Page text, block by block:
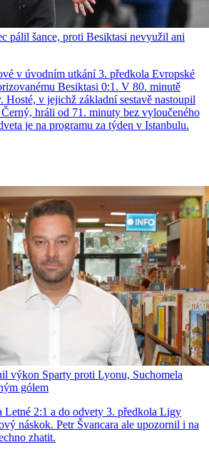
pálil šance, proti Besiktasi nevyužil ani
v úvodním utkání 3. předkola Evropské
Besiktasi 0:1. V 80. minutě
v jejichž základní sestavě nastoupil
hráli od 71. minuty bez vyloučeného
je na programu za týden v Istanbulu.
výkon Sparty proti Lyonu, Suchomela
gólem
Letné 2:1 a do odvety 3. předkola Ligy
náskok. Petr Švancara ale upozornil i na
zhatit.